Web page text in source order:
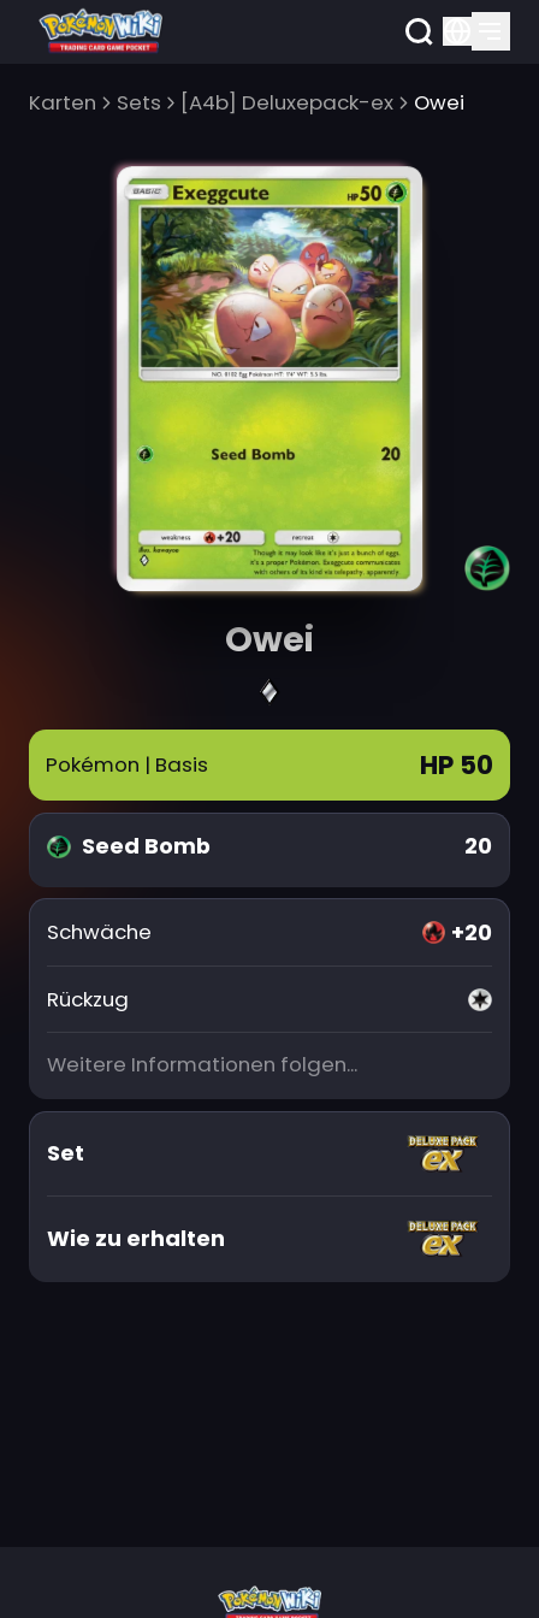
Karten Sets [A4b] Deluxepack-ex Owei
Owei
Pokémon | Basis HP 50
Seed Bomb 20
Schwäche +20
Rückzug
Weitere Informationen folgen...
Set
Wie zu erhalten